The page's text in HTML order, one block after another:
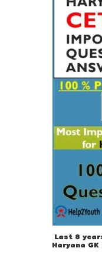
Last 8
Haryana GK